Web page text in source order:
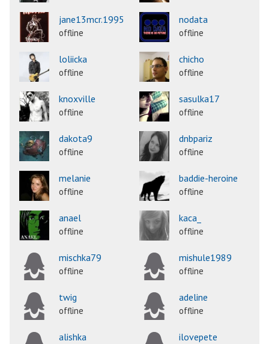
jane13mcr.1995
offline
nodata
offline
loliicka
offline
chicho
offline
knoxville
offline
sasulka17
offline
dakota9
offline
dnbpariz
offline
melanie
offline
baddie-heroine
offline
anael
offline
kaca_
offline
mischka79
offline
mishule1989
offline
twig
offline
adeline
offline
alishka ilovepete